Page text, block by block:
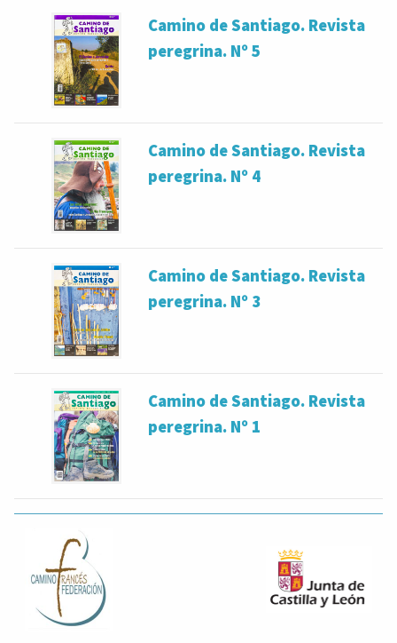
Camino de Santiago. Revista
peregrina. Nº 5
Camino de Santiago. Revista
peregrina. Nº 4
Camino de Santiago. Revista
peregrina. Nº 3
Camino de Santiago. Revista
peregrina. Nº 1